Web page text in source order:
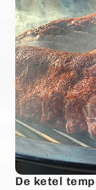
De ketel